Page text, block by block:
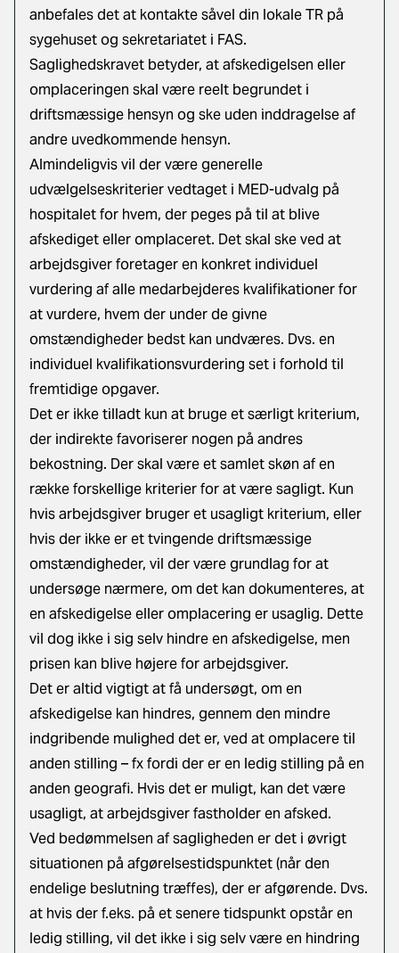
anbefales det at kontakte såvel din lokale TR på
sygehuset og sekretariatet i FAS.
Saglighedskravet betyder, at afskedigelsen eller
omplaceringen skal være reelt begrundet i
driftsmæssige hensyn og ske uden inddragelse af
andre uvedkommende hensyn.
Almindeligvis vil der være generelle
udvælgelseskriterier vedtaget i MED-udvalg på
hospitalet for hvem, der peges på til at blive
afskediget eller omplaceret. Det skal ske ved at
arbejdsgiver foretager en konkret individuel
vurdering af alle medarbejderes kvalifikationer for
at vurdere, hvem der under de givne
omstændigheder bedst kan undværes. Dvs. en
individuel kvalifikationsvurdering set i forhold til
fremtidige opgaver.
Det er ikke tilladt kun at bruge et særligt kriterium,
der indirekte favoriserer nogen på andres
bekostning. Der skal være et samlet skøn af en
række forskellige kriterier for at være sagligt. Kun
hvis arbejdsgiver bruger et usagligt kriterium, eller
hvis der ikke er et tvingende driftsmæssige
omstændigheder, vil der være grundlag for at
undersøge nærmere, om det kan dokumenteres, at
en afskedigelse eller omplacering er usaglig. Dette
vil dog ikke i sig selv hindre en afskedigelse, men
prisen kan blive højere for arbejdsgiver.
Det er altid vigtigt at få undersøgt, om en
afskedigelse kan hindres, gennem den mindre
indgribende mulighed det er, ved at omplacere til
anden stilling – fx fordi der er en ledig stilling på en
anden geografi. Hvis det er muligt, kan det være
usagligt, at arbejdsgiver fastholder en afsked.
Ved bedømmelsen af sagligheden er det i øvrigt
situationen på afgørelsestidspunktet (når den
endelige beslutning træffes), der er afgørende. Dvs.
at hvis der f.eks. på et senere tidspunkt opstår en
ledig stilling, vil det ikke i sig selv være en hindring